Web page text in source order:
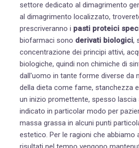
settore dedicato al dimagrimento
al dimagrimento localizzato,
prescriveranno i pasti proteici
biofarmaci sono derivati biologici,
concentrazione dei principi attivi,
biologiche, quindi non chimiche di
dall'uomo in tante forme diverse da
della dieta come fame, stanchezza
un inizio promettente, spesso
indicato in particolar modo per
massa grassa in alcuni punti
estetico. Per le ragioni che abbiamo